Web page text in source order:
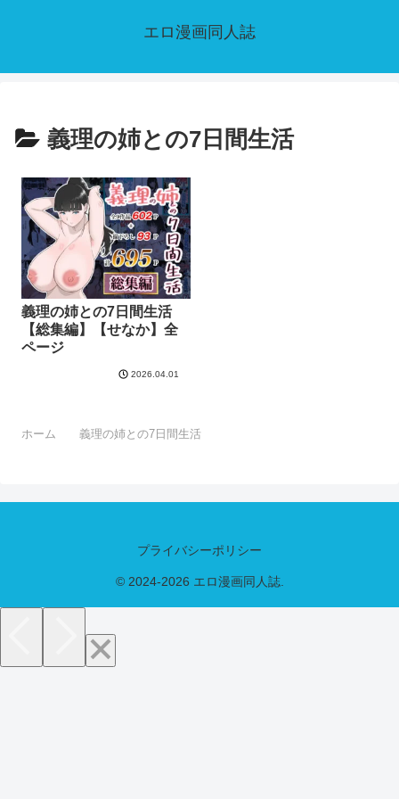
エロ漫画同人誌
義理の姉との7日間生活
義理の姉との7日間生活
【総集編】【せなか】全
ページ
2026.04.01
ホーム 義理の姉との7日間生活
プライバシーポリシー
© 2024-2026 エロ漫画同人誌.